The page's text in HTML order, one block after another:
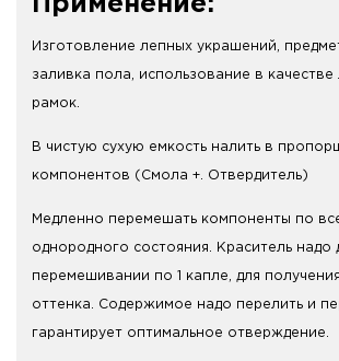
Изготовление лепных украшений,
заливка пола, использование в качестве
рамок.
В чистую сухую емкость налить в
компонентов (Смола +. Отвердитель)
Медленно перемешать компоненты по
однородного состояния. Краситель надо
перемешивании по 1 капле, для
оттенка. Содержимое надо перелить и
гарантирует оптимальное отверждение.